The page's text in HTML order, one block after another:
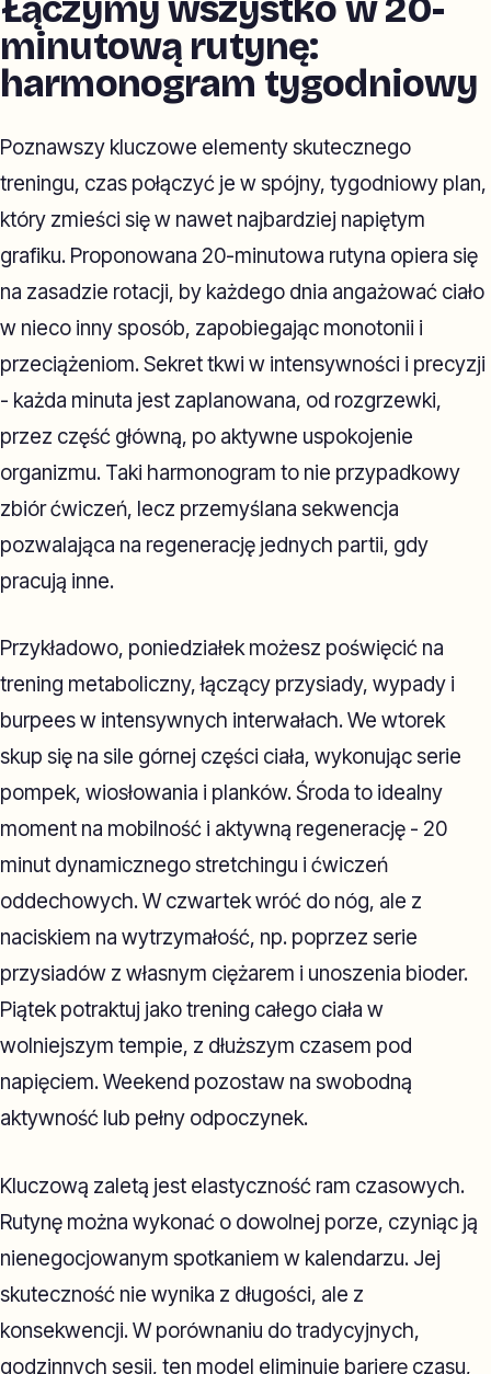
minutową rutynę:
harmonogram tygodniowy
Poznawszy kluczowe elementy skutecznego
treningu, czas połączyć je w spójny, tygodniowy plan,
który zmieści się w nawet najbardziej napiętym
grafiku. Proponowana 20-minutowa rutyna opiera się
na zasadzie rotacji, by każdego dnia angażować ciało
w nieco inny sposób, zapobiegając monotonii i
przeciążeniom. Sekret tkwi w intensywności i precyzji
- każda minuta jest zaplanowana, od rozgrzewki,
przez część główną, po aktywne uspokojenie
organizmu. Taki harmonogram to nie przypadkowy
zbiór ćwiczeń, lecz przemyślana sekwencja
pozwalająca na regenerację jednych partii, gdy
pracują inne.
Przykładowo, poniedziałek możesz poświęcić na
trening metaboliczny, łączący przysiady, wypady i
burpees w intensywnych interwałach. We wtorek
skup się na sile górnej części ciała, wykonując serie
pompek, wiosłowania i planków. Środa to idealny
moment na mobilność i aktywną regenerację - 20
minut dynamicznego stretchingu i ćwiczeń
oddechowych. W czwartek wróć do nóg, ale z
naciskiem na wytrzymałość, np. poprzez serie
przysiadów z własnym ciężarem i unoszenia bioder.
Piątek potraktuj jako trening całego ciała w
wolniejszym tempie, z dłuższym czasem pod
napięciem. Weekend pozostaw na swobodną
aktywność lub pełny odpoczynek.
Kluczową zaletą jest elastyczność ram czasowych.
Rutynę można wykonać o dowolnej porze, czyniąc ją
nienegocjowanym spotkaniem w kalendarzu. Jej
skuteczność nie wynika z długości, ale z
konsekwencji. W porównaniu do tradycyjnych,
godzinnych sesji, ten model eliminuje barierę czasu,